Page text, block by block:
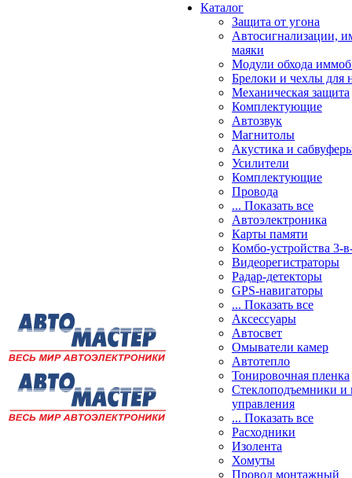
Каталог
Защита от угона
Автосигнализации,
маяки
Модули обхода
Брелоки и чехлы для
Механическая защита
Комплектующие
Автозвук
Магнитолы
Акустика и
Усилители
Комплектующие
Провода
... Показать все
Автоэлектроника
Карты памяти
Комбо-устройства 3-
Видеорегистраторы
Радар-детекторы
GPS-навигаторы
... Показать все
Аксессуары
Автосвет
Омыватели камер
Автотепло
Тонировочная пленка
Стеклоподъемники и
управления
... Показать все
Расходники
Изолента
Хомуты
Провод монтажный